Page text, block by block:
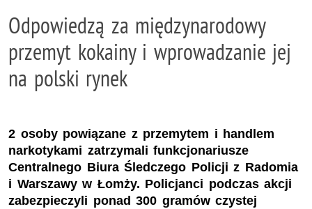
Odpowiedzą za międzynarodowy
przemyt kokainy i wprowadzanie jej
na polski rynek
2 osoby powiązane z przemytem i handlem
narkotykami zatrzymali funkcjonariusze
Centralnego Biura Śledczego Policji z Radomia
i Warszawy w Łomży. Policjanci podczas akcji
zabezpieczyli ponad 300 gramów czystej